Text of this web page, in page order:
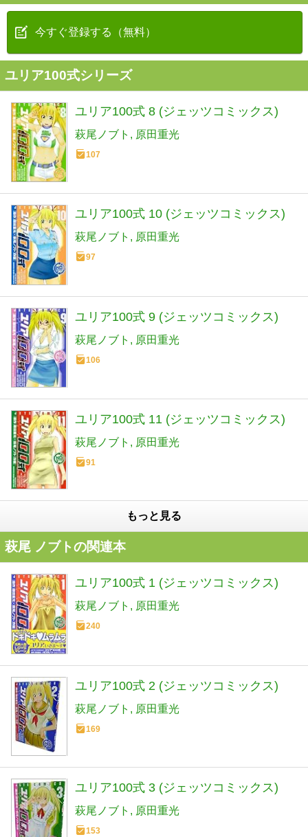
今すぐ登録する（無料）
ユリア100式シリーズ
ユリア100式 8 (ジェッツコミックス)
萩尾ノブト 原田重光
107
ユリア100式 10 (ジェッツコミックス)
萩尾ノブト 原田重光
97
ユリア100式 9 (ジェッツコミックス)
萩尾ノブト 原田重光
106
ユリア100式 11 (ジェッツコミックス)
萩尾ノブト 原田重光
91
もっと見る
萩尾 ノブトの関連本
ユリア100式 1 (ジェッツコミックス)
萩尾ノブト 原田重光
240
ユリア100式 2 (ジェッツコミックス)
萩尾ノブト 原田重光
169
ユリア100式 3 (ジェッツコミックス)
萩尾ノブト 原田重光
153